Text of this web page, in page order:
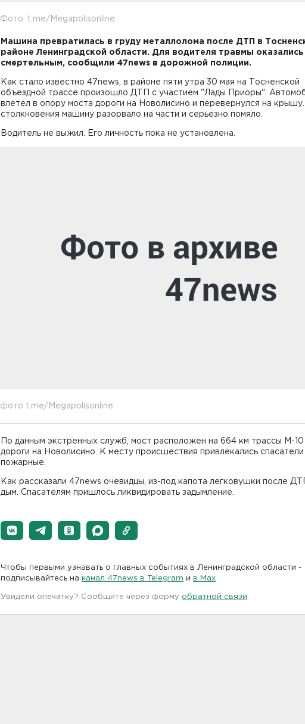
Фото: t.me/Megapolisonline
Машина превратилась в груду металлолома после ДТП в
районе Ленинградской области. Для водителя травмы оказались
смертельным, сообщили 47news в дорожной полиции.
Как стало известно 47news, в районе пяти утра 30 мая на Тосненской
объездной трассе произошло ДТП с участием "Лады Приоры".
влетел в опору моста дороги на Новолисино и перевернулся на
столкновения машину разорвало на части и серьезно помяло.
Водитель не выжил. Его личность пока не установлена.
фото t.me/Megapolisonline
По данным экстренных служб, мост расположен на 664 км трассы М-10
дороги на Новолисино. К месту происшествия привлекались спасатели
пожарные.
Как рассказали 47news очевидцы, из-под капота легковушки после
дым. Спасателям пришлось ликвидировать задымление.
Чтобы первыми узнавать о главных событиях в Ленинградской области -
подписывайтесь на канал 47news в Telegram и в Maх
Увидели опечатку? Сообщите через форму обратной связи